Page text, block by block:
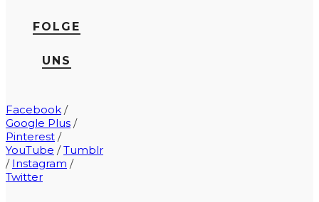
FOLGE
UNS
Facebook /
Google Plus /
Pinterest /
YouTube /Tumblr
/ Instagram /
Twitter